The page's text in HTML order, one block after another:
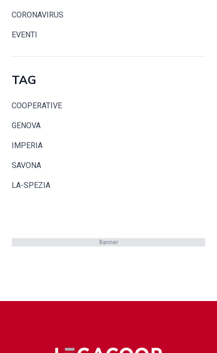
CORONAVIRUS
EVENTI
TAG
COOPERATIVE
GENOVA
IMPERIA
SAVONA
LA-SPEZIA
Banner